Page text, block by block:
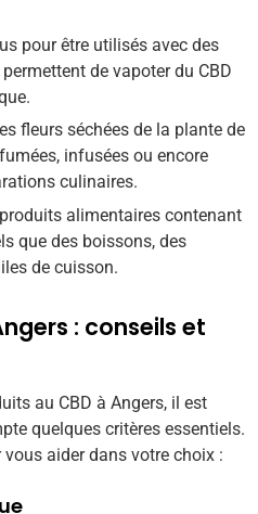
pour être utilisés avec des
de vapoter du CBD
fleurs séchées de la plante de
infusées ou encore
culinaires.
alimentaires contenant
que des boissons, des
de cuisson.
: conseils et
au CBD à Angers, il est
quelques critères essentiels.
aider dans votre choix :